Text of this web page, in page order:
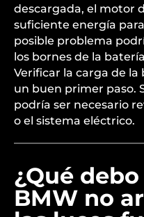
descargada, el motor
suficiente energía
posible problema
los bornes de la
Verificar la carga de
un buen primer paso.
podría ser necesario
o el sistema eléctrico.
¿Qué
BMW no